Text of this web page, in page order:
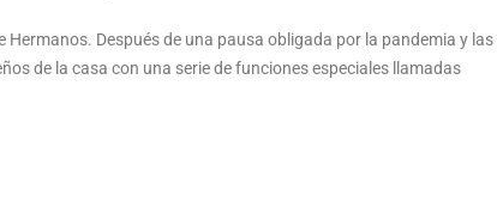
Después de una pausa obligada por la pandemia y las
de la casa con una serie de funciones especiales llamadas